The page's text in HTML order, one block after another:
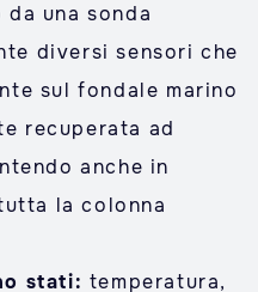
una sonda
diversi sensori che
sul fondale marino
recuperata ad
anche in
la colonna
stati: temperatura,